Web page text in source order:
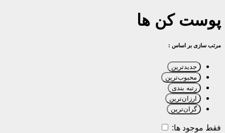
پوست کن ها
مرتب سازی بر اساس :
جدیدترین
محبوب‌ترین
رتبه بندی
ارزان‌ترین
گران‌ترین
فقط موجود ها: